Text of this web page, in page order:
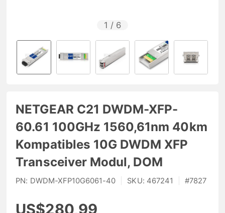
1 / 6
NETGEAR C21 DWDM-XFP-
60.61 100GHz 1560,61nm 40km
Kompatibles 10G DWDM XFP
Transceiver Modul, DOM
PN: DWDM-XFP10G6061-40 SKU: 467241 #7827
US$280,99